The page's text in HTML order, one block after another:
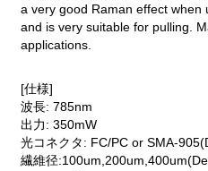
a very good Raman effect when
and is very suitable for pulling.
applications.
[仕様]
波長: 785nm
出力: 350mW
光コネクタ: FC/PC or SMA-
繊維径